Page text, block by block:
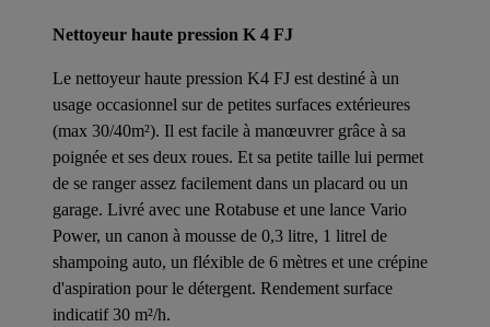
Nettoyeur haute pression K 4 FJ
Le nettoyeur haute pression K4 FJ est destiné à un
usage occasionnel sur de petites surfaces extérieures
(max 30/40m²). Il est facile à manœuvrer grâce à sa
poignée et ses deux roues. Et sa petite taille lui permet
de se ranger assez facilement dans un placard ou un
garage. Livré avec une Rotabuse et une lance Vario
Power, un canon à mousse de 0,3 litre, 1 litrel de
shampoing auto, un fléxible de 6 mètres et une crépine
d'aspiration pour le détergent. Rendement surface
indicatif 30 m²/h.